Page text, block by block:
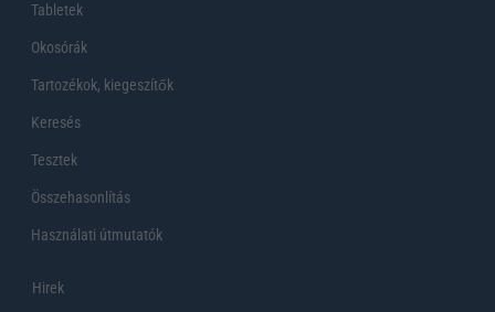
Tabletek
Okosórák
Tartozékok, kiegeszítők
Keresés
Tesztek
Összehasonlítás
Használati útmutatók
Hirek